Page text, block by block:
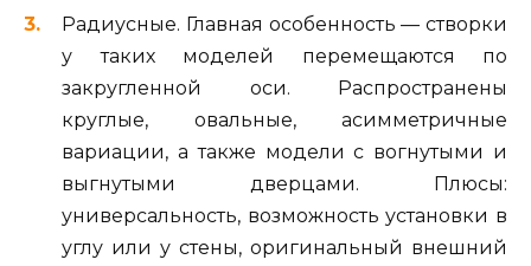
Радиусные. Главная особенность — створки
у таких моделей перемещаются по
закругленной оси. Распространены
круглые, овальные, асимметричные
вариации, а также модели с вогнутыми и
выгнутыми дверцами. Плюсы:
универсальность, возможность установки в
углу или у стены, оригинальный внешний